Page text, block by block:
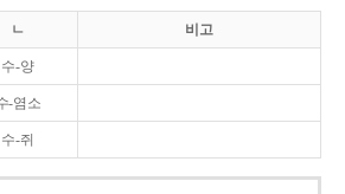
ㄴ 비고
수-양
-염소
수-쥐